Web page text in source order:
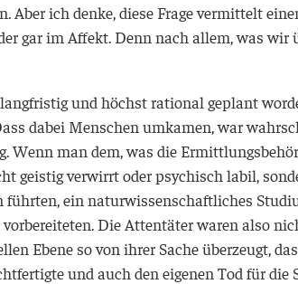
Aber ich denke, diese Frage vermittelt
gar im Affekt. Denn nach allem, was
und höchst rational geplant
dabei Menschen umkamen, war
Wenn man dem, was die
geistig verwirrt oder psychisch labil,
führten, ein naturwissenschaftliches
vorbereiteten. Die Attentäter waren also
Ebene so von ihrer Sache überzeugt,
und auch den eigenen Tod für